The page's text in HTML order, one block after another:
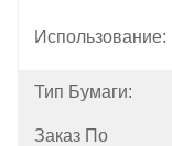
Использование:
Тип Бумаги:
Заказ По